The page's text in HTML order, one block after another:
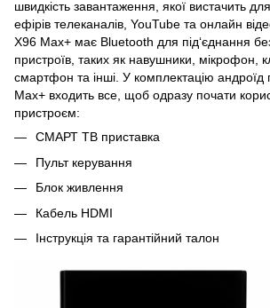
швидкість завантаження, якої вистачить
ефірів телеканалів, YouTube та онлайн
X96 Max+ має Bluetooth для під‘єднання
пристроїв, таких як навушники, мікрофон,
смартфон та інші. У комплектацію андроїд
Max+ входить все, щоб одразу почати
пристроєм:
СМАРТ ТВ приставка
Пульт керування
Блок живлення
Кабель HDMI
Інструкція та гарантійний талон